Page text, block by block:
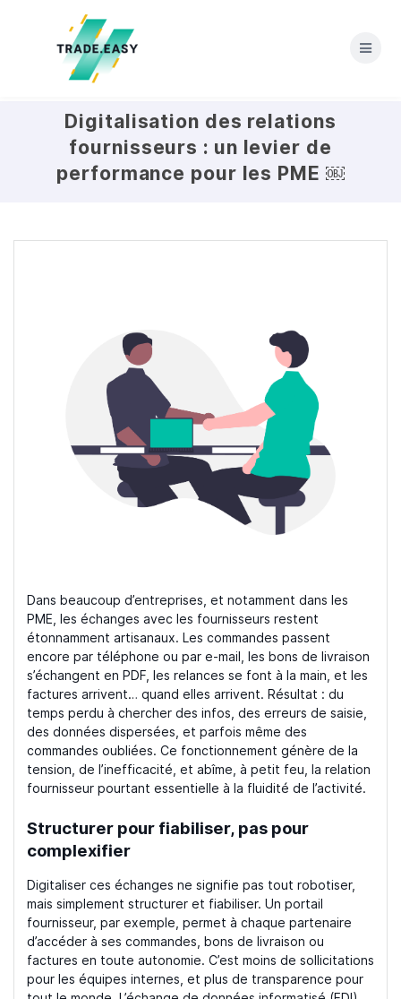
Digitalisation des relations
fournisseurs : un levier de
performance pour les PME ￼
Dans beaucoup d’entreprises, et notamment dans les
PME, les échanges avec les fournisseurs restent
étonnamment artisanaux. Les commandes passent
encore par téléphone ou par e-mail, les bons de livraison
s’échangent en PDF, les relances se font à la main, et les
factures arrivent… quand elles arrivent. Résultat : du
temps perdu à chercher des infos, des erreurs de saisie,
des données dispersées, et parfois même des
commandes oubliées. Ce fonctionnement génère de la
tension, de l’inefficacité, et abîme, à petit feu, la relation
fournisseur pourtant essentielle à la fluidité de l’activité.
Structurer pour fiabiliser, pas pour
complexifier
Digitaliser ces échanges ne signifie pas tout robotiser,
mais simplement structurer et fiabiliser. Un portail
fournisseur, par exemple, permet à chaque partenaire
d’accéder à ses commandes, bons de livraison ou
factures en toute autonomie. C’est moins de sollicitations
pour les équipes internes, et plus de transparence pour